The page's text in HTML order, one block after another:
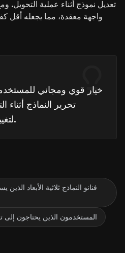
تعديل نموذج أثناء عملية التحويل.
واجهة معقدة، مما يجعله أقل
خيار قوي ومجاني
تحرير النماذج أثناء
لتغييرات التنسيق البسيطة.
فنانو النماذج ثلاثية الأبعاد
المستخدمون الذين يحتاجون إلى